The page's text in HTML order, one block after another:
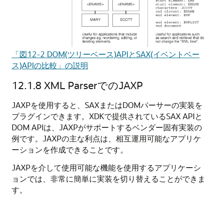
「図12-2 DOM(ツリーベース)APIとSAX(イベントベー
ス)APIの比較」の説明
12.1.8 XML ParserでのJAXP
JAXPを使用すると、SAXまたはDOMパーサーの実装を
プラグインできます。XDKで提供されているSAX APIと
DOM APIは、JAXPがサポートするベンダー固有実装の
例です。JAXPの主な利点は、相互運用可能なアプリケ
ーションを作成できることです。
JAXPを介して使用可能な機能を使用するアプリケーシ
ョンでは、非常に簡単に実装を切り替えることができま
す。